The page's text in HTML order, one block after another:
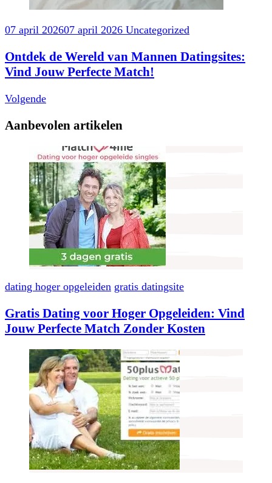
07 april 202607 april 2026 Uncategorized
Ontdek de Wereld van Mannen Datingsites:
Vind Jouw Perfecte Match!
Volgende
Aanbevolen artikelen
dating hoger opgeleiden gratis datingsite
Gratis Dating voor Hoger Opgeleiden: Vind
Jouw Perfecte Match Zonder Kosten